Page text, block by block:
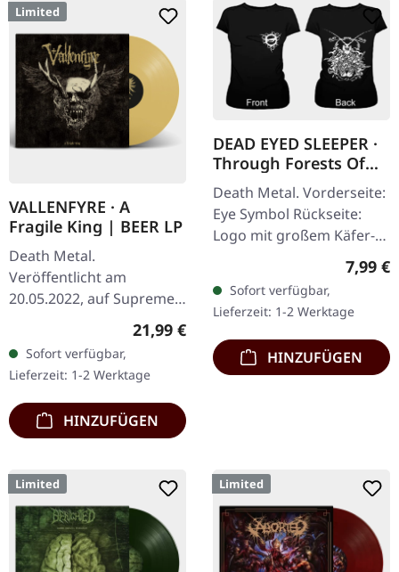
Limited
VALLENFYRE · A
Fragile King | BEER LP
Death Metal.
Veröffentlicht am
20.05.2022, auf Supreme
Transparent Beige/Bier
180g Vinyl mit Insert im
schweren, matten Cover.…
Regulärer Preis:
21,99 €
Sofort verfügbar,
Lieferzeit: 1-2 Werktage
HINZUFÜGEN
DEAD EYED SLEEPER ·
Through Forests Of
Nonentities Bug |
GIRLIE L
Death Metal. Vorderseite:
Eye Symbol Rückseite:
Logo mit großem Käfer-
Artwork 100% Baumwolle
7,99 €
Sofort verfügbar,
Lieferzeit: 1-2 Werktage
HINZUFÜGEN
Limited Limited